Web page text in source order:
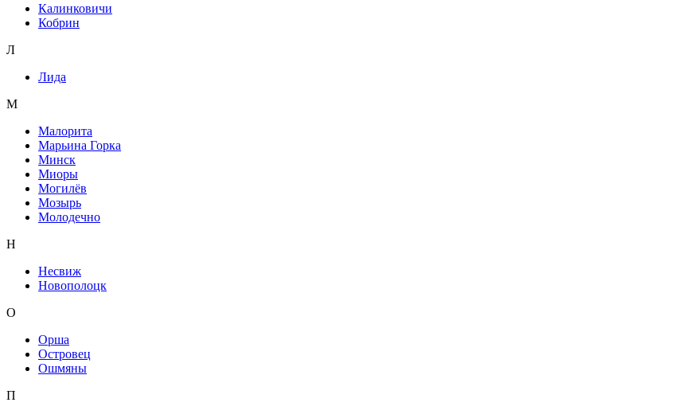
Калинковичи
Кобрин
Л
Лида
М
Малорита
Марьина Горка
Минск
Миоры
Могилёв
Мозырь
Молодечно
Н
Несвиж
Новополоцк
О
Орша
Островец
Ошмяны
П